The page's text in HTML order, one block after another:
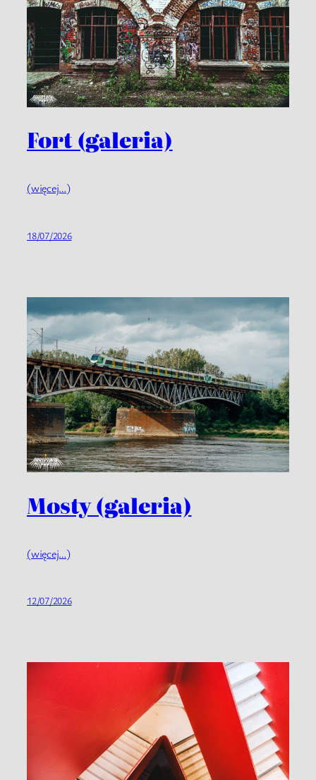
Fort (galeria)
(więcej…)
18/07/2026
Mosty (galeria)
(więcej…)
12/07/2026